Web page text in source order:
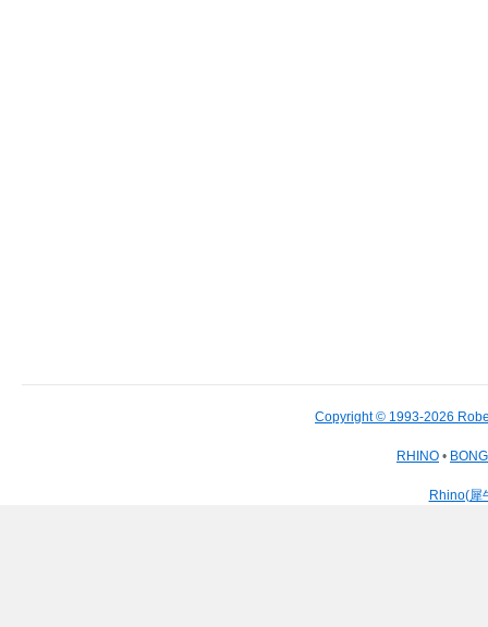
Copyright © 1993-2026
RHINO •
Rhino(犀